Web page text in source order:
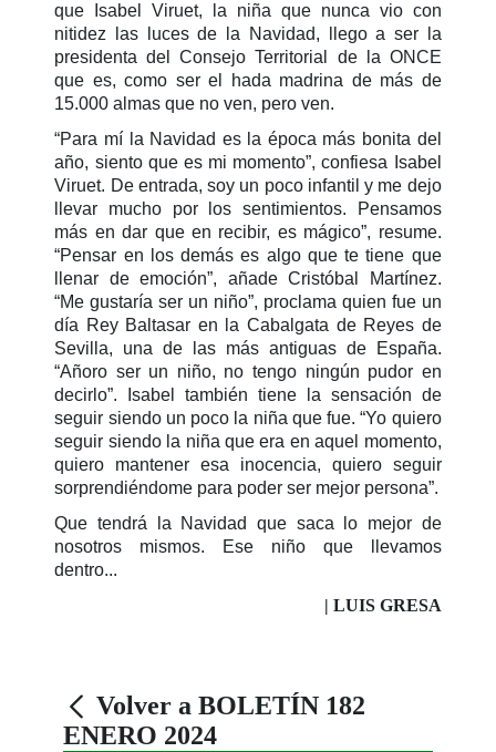
que Isabel Viruet, la niña que nunca vio con
nitidez las luces de la Navidad, llego a ser la
presidenta del Consejo Territorial de la ONCE
que es, como ser el hada madrina de más de
15.000 almas que no ven, pero ven.
“Para mí la Navidad es la época más bonita del
año, siento que es mi momento”, confiesa Isabel
Viruet. De entrada, soy un poco infantil y me dejo
llevar mucho por los sentimientos. Pensamos
más en dar que en recibir, es mágico”, resume.
“Pensar en los demás es algo que te tiene que
llenar de emoción”, añade Cristóbal Martínez.
“Me gustaría ser un niño”, proclama quien fue un
día Rey Baltasar en la Cabalgata de Reyes de
Sevilla, una de las más antiguas de España.
“Añoro ser un niño, no tengo ningún pudor en
decirlo”. Isabel también tiene la sensación de
seguir siendo un poco la niña que fue. “Yo quiero
seguir siendo la niña que era en aquel momento,
quiero mantener esa inocencia, quiero seguir
sorprendiéndome para poder ser mejor persona”.
Que tendrá la Navidad que saca lo mejor de
nosotros mismos. Ese niño que llevamos
dentro...
| LUIS GRESA
Volver a BOLETÍN 182
ENERO 2024